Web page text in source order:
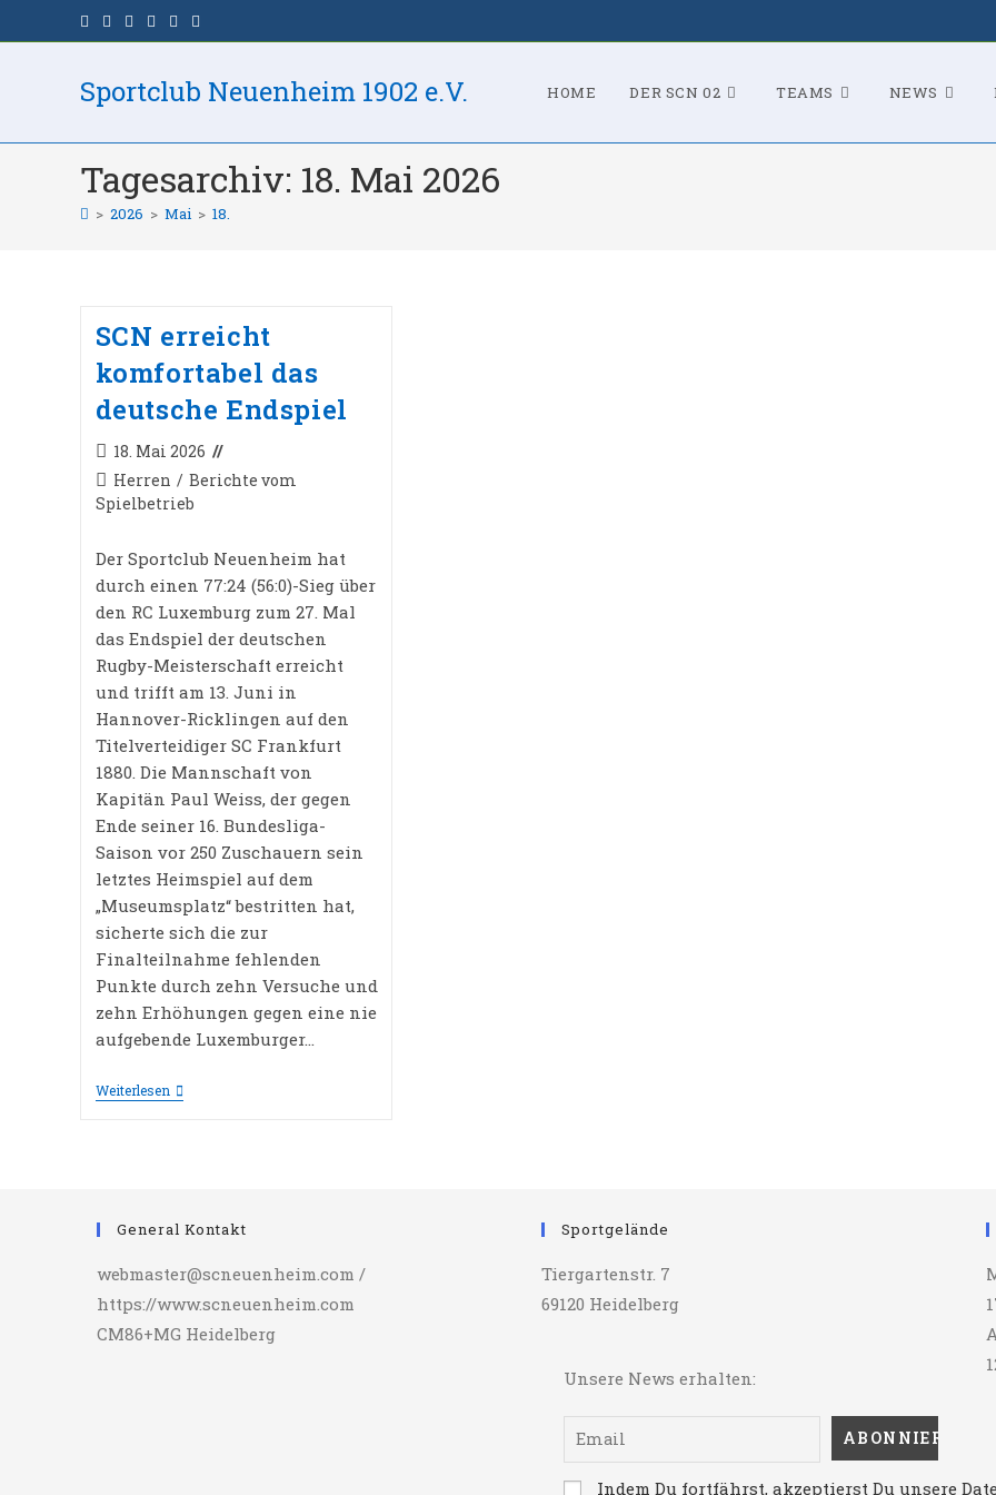
Inhalt
Sportclub Neuenheim 1902 e.V. HOME DER SCN 02 TEAMS NEWS
Tagesarchiv: 18. Mai 2026
> 2026 > Mai > 18.
SCN erreicht
komfortabel das
deutsche Endspiel
Beitrag
veröffentlicht:
18. Mai 2026
Beitrags-
Kategorie:
Herren / Berichte vom
Spielbetrieb
Der Sportclub Neuenheim hat
durch einen 77:24 (56:0)-Sieg über
den RC Luxemburg zum 27. Mal
das Endspiel der deutschen
Rugby-Meisterschaft erreicht
und trifft am 13. Juni in
Hannover-Ricklingen auf den
Titelverteidiger SC Frankfurt
1880. Die Mannschaft von
Kapitän Paul Weiss, der gegen
Ende seiner 16. Bundesliga-
Saison vor 250 Zuschauern sein
letztes Heimspiel auf dem
„Museumsplatz“ bestritten hat,
sicherte sich die zur
Finalteilnahme fehlenden
Punkte durch zehn Versuche und
zehn Erhöhungen gegen eine nie
aufgebende Luxemburger…
WeiterlesenSCN
Erreicht
General Kontakt
webmaster@scneuenheim.com /
https://www.scneuenheim.com
CM86+MG Heidelberg
Sportgelände
Tiergartenstr. 7
69120 Heidelberg
Unsere News erhalten:
Indem Du fortfährst, akzeptierst Du unsere